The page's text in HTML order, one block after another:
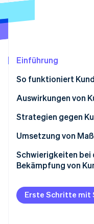
Betrugsprävention
Atlas
Online-
Einführung
So funktioniert
Auswirkungen von
Strategien gegen
Umsetzung von
Betrugsrisiko
Strategie zur
Schwierigkeiten bei
Bekämpfung von
Erste Schritte mit